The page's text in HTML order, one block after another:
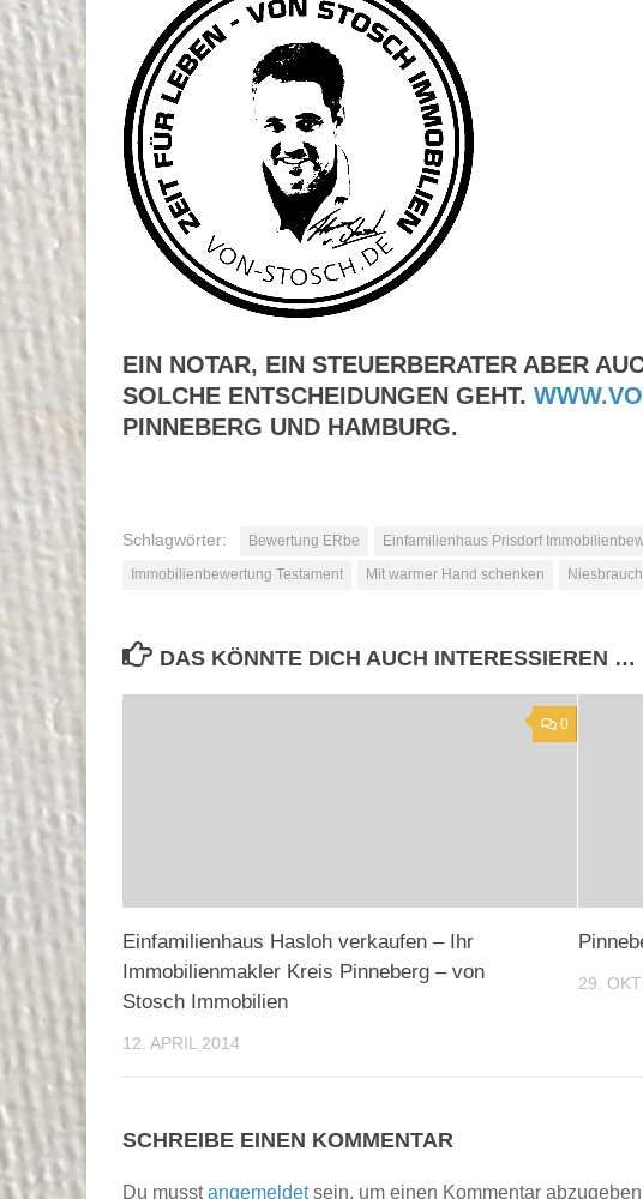
EIN NOTAR, EIN STEUERBERATER ABER
SOLCHE ENTSCHEIDUNGEN GEHT.
PINNEBERG UND HAMBURG.
Schlagwörter: Bewertung ERbe Einfamilienhaus Prisdorf
Immobilienbewertung Testament
Mit warmer Hand schenken Niesbrauch
DAS KÖNNTE DICH AUCH INTERESSIEREN …
0
Einfamilienhaus Hasloh verkaufen – Ihr
Immobilienmakler Kreis Pinneberg – von
Stosch Immobilien
12. APRIL 2014
29.
SCHREIBE EINEN KOMMENTAR
Du musstangemeldetsein, um einen Kommentar